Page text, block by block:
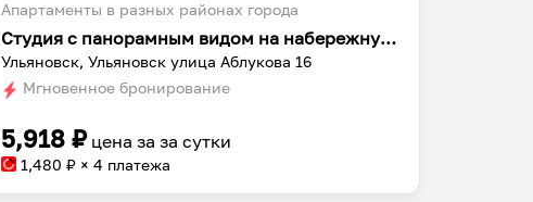
Апартаменты в разных районах города
Студия с панорамным видом на набережную и реку Свияга
Ульяновск, Ульяновск улица Аблукова 16
Мгновенное бронирование
5,918 ₽ цена заза сутки
1,480 ₽ × 4 платежа